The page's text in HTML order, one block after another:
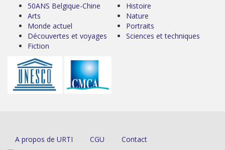
50ANS Belgique-Chine
Arts
Monde actuel
Découvertes et voyages
Fiction
Histoire
Nature
Portraits
Sciences et techniques
A propos de URTI CGU Contact